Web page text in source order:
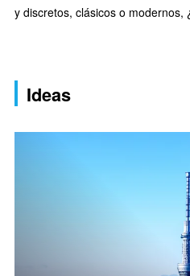
y discretos, clásicos o modernos,
Ideas